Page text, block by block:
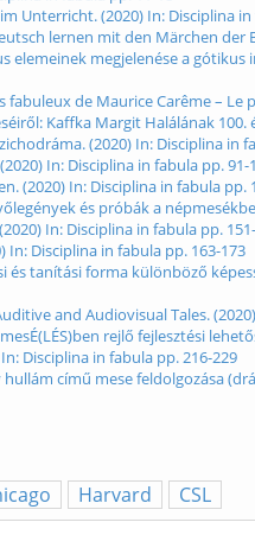
Unterricht. (2020) In: Disciplina in
lernen mit den Märchen der
elemeinek megjelenése a
fabuleux de Maurice Carême –
Kaffka Margit Halálának
(2020) In: Disciplina in
In: Disciplina in fabula pp. 91-
(2020) In: Disciplina in fabula pp.
és próbák a
In: Disciplina in fabula pp.
Disciplina in fabula pp. 163-173
és tanítási forma különböző
and Audiovisual Tales.
rejlő fejlesztési
Disciplina in fabula pp. 216-229
című mese feldolgozása
Harvard CSL